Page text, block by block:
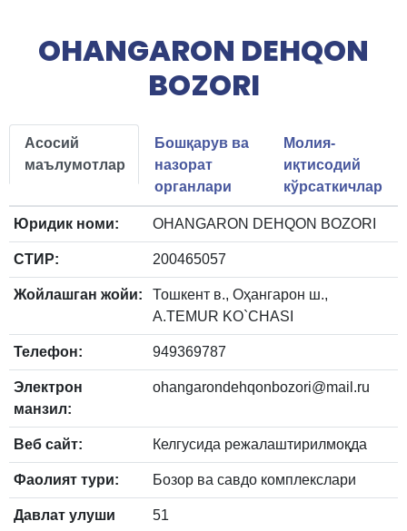
OHANGARON DEHQON
BOZORI
Асосий
маълумотлар
Бошқарув ва
назорат
органлари
Молия-
иқтисодий
кўрсаткичлар
Юридик номи: OHANGARON DEHQON BOZORI
СТИР: 200465057
Жойлашган жойи:
Тошкент в., Оҳангарон ш.,
A.TEMUR KO`CHASI
Телефон: 949369787
Электрон
манзил:
ohangarondehqonbozori@mail.ru
Веб сайт: Келгусида режалаштирилмоқда
Фаолият тури: Бозор ва савдо комплекслари
Давлат улуши
51